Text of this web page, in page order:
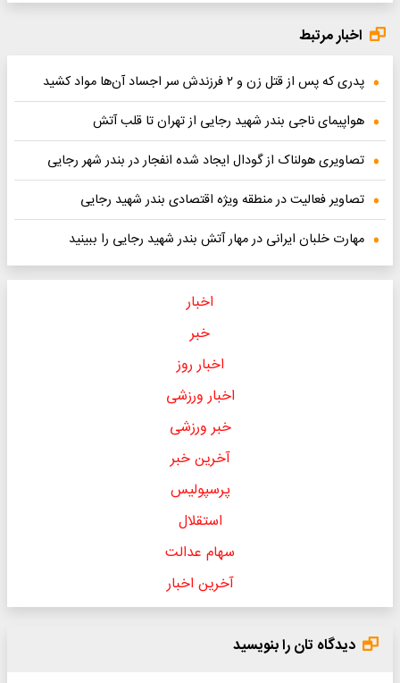
اخبار مرتبط
پدری که پس از قتل زن و ۲ فرزندش سر اجساد آن‌ها مواد کشید
هواپیمای ناجی بندر شهید رجایی از تهران تا قلب آتش
تصاویری هولناک از گودال ایجاد شده انفجار در بندر شهر رجایی
تصاویر فعالیت در منطقه ویژه اقتصادی بندر شهید رجایی
مهارت خلبان ایرانی در مهار آتش بندر شهید رجایی را ببینید
اخبار
خبر
اخبار روز
اخبار ورزشی
خبر ورزشی
آخرین خبر
پرسپولیس
استقلال
سهام عدالت
آخرین اخبار
دیدگاه تان را بنویسید